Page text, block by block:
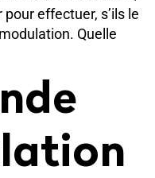
effectuer, s’ils le
Quelle